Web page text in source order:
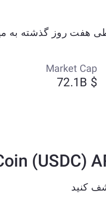
Market Cap
$ 72.1B